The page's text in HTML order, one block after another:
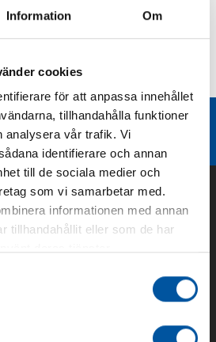
Information Om
cookies
för att anpassa innehållet
tillhandahålla funktioner
analysera vår trafik. Vi
identifierare och annan
till de sociala medier och
som vi samarbetar med.
informationen med annan
tillhandahållit eller som de har